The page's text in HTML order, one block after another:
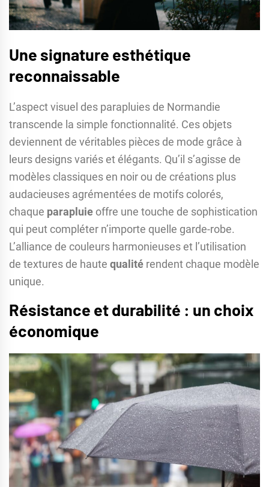
Une signature esthétique
reconnaissable
L’aspect visuel des parapluies de Normandie
transcende la simple fonctionnalité. Ces objets
deviennent de véritables pièces de mode grâce à
leurs designs variés et élégants. Qu’il s’agisse de
modèles classiques en noir ou de créations plus
audacieuses agrémentées de motifs colorés,
chaque parapluie offre une touche de sophistication
qui peut compléter n’importe quelle garde-robe.
L’alliance de couleurs harmonieuses et l’utilisation
de textures de haute qualité rendent chaque modèle
unique.
Résistance et durabilité : un choix
économique